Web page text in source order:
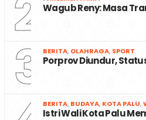
2 Wagub Reny: Masa
3 BERITA, OLAHRAGA, SPORT
Porprov Diundur,
BERITA, BUDAYA, KOTA PALU,
Istri Wali Kota Palu